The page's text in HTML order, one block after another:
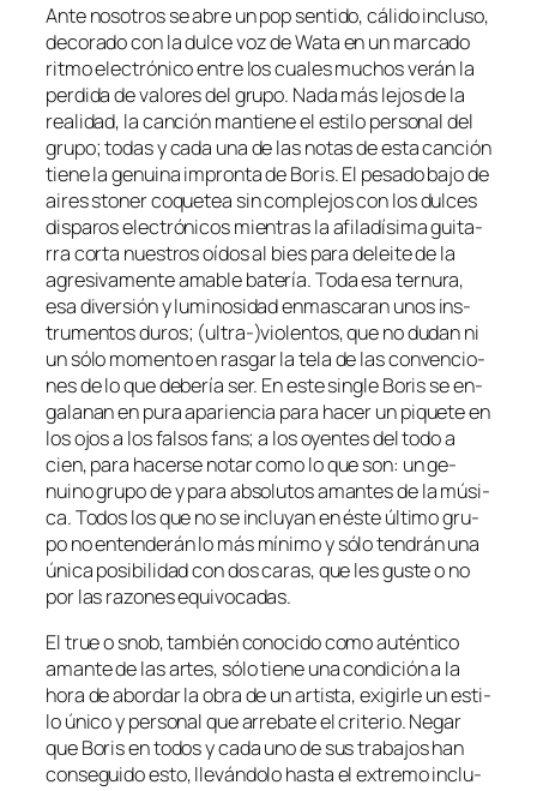
Ante no­so­tros se abre un pop sen­ti­do, cá­li­do in­clu­so,
de­co­ra­do con la dul­ce voz de Wata en un mar­ca­do
rit­mo elec­tró­ni­co en­tre los cua­les mu­chos ve­rán la
per­di­da de va­lo­res del gru­po. Nada más le­jos de la
reali­dad, la can­ción man­tie­ne el es­ti­lo per­so­nal del
gru­po; to­das y ca­da una de las no­tas de es­ta can­ción
tie­ne la ge­nui­na im­pron­ta de Boris. El pe­sa­do ba­jo de
ai­res sto­ner co­que­tea sin com­ple­jos con los dul­ces
dis­pa­ros elec­tró­ni­cos mien­tras la afi­la­dí­si­ma gui­ta­
rra cor­ta nues­tros oí­dos al bies pa­ra de­lei­te de la
agre­si­va­men­te ama­ble ba­te­ría. Toda esa ter­nu­ra,
esa di­ver­sión y lu­mi­no­si­dad en­mas­ca­ran unos ins­
tru­men­tos du­ros; (ultra-)violentos, que no du­dan ni
un só­lo mo­men­to en ras­gar la te­la de las con­ven­cio­
nes de lo que de­be­ría ser. En es­te sin­gle Boris se en­
ga­la­nan en pu­ra apa­rien­cia pa­ra ha­cer un pi­que­te en
los ojos a los fal­sos fans; a los oyen­tes del to­do a
cien, pa­ra ha­cer­se no­tar co­mo lo que son: un ge­
nuino gru­po de y pa­ra ab­so­lu­tos aman­tes de la mú­si­
ca. Todos los que no se in­clu­yan en és­te úl­ti­mo gru­
po no en­ten­de­rán lo más mí­ni­mo y só­lo ten­drán una
úni­ca po­si­bi­li­dad con dos ca­ras, que les gus­te o no
por las ra­zo­nes equivocadas.
El true o snob, tam­bién co­no­ci­do co­mo au­tén­ti­co
aman­te de las ar­tes, só­lo tie­ne una con­di­ción a la
ho­ra de abor­dar la obra de un ar­tis­ta, exi­gir­le un es­ti­
lo úni­co y per­so­nal que arre­ba­te el cri­te­rio. Negar
que Boris en to­dos y ca­da uno de sus tra­ba­jos han
con­se­gui­do es­to, lle­ván­do­lo has­ta el ex­tre­mo in­clu­